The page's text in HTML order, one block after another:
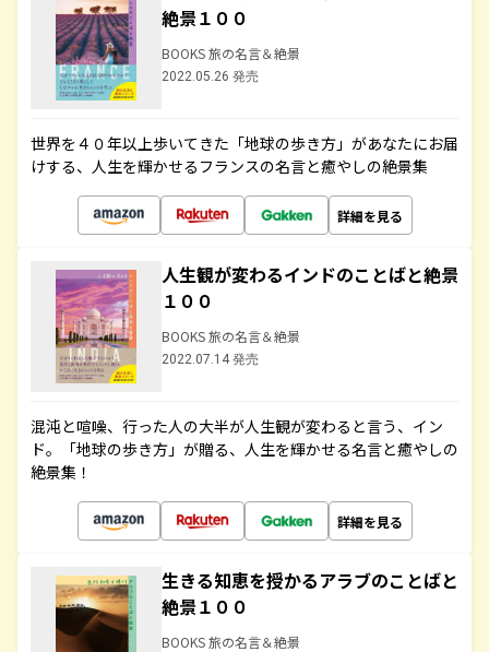
絶景１００
BOOKS 旅の名言＆絶景
2022.05.26 発売
世界を４０年以上歩いてきた「地球の歩き方」があなたにお届
けする、人生を輝かせるフランスの名言と癒やしの絶景集
詳細を見る
人生観が変わるインドのことばと絶景
１００
BOOKS 旅の名言＆絶景
2022.07.14 発売
混沌と喧噪、行った人の大半が人生観が変わると言う、イン
ド。「地球の歩き方」が贈る、人生を輝かせる名言と癒やしの
絶景集！
詳細を見る
生きる知恵を授かるアラブのことばと
絶景１００
BOOKS 旅の名言＆絶景